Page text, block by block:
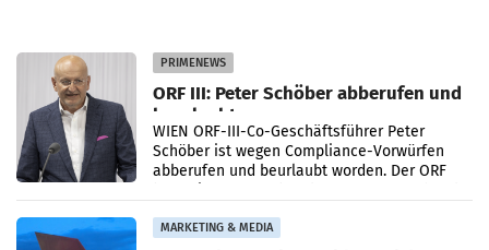
PRIMENEWS
ORF III: Peter Schöber abberufen und
beurlaubt
WIEN ORF-III-Co-Geschäftsführer Peter
Schöber ist wegen Compliance-Vorwürfen
abberufen und beurlaubt worden. Der ORF
MARKETING & MEDIA